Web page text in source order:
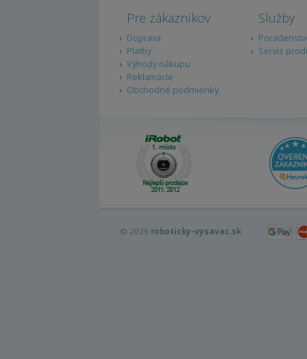
Pre zákazníkov
Doprava
Platby
Výhody nákupu
Reklamácie
Obchodné podmienky
Služby
Servis
© 2026 roboticky-vysavac.sk